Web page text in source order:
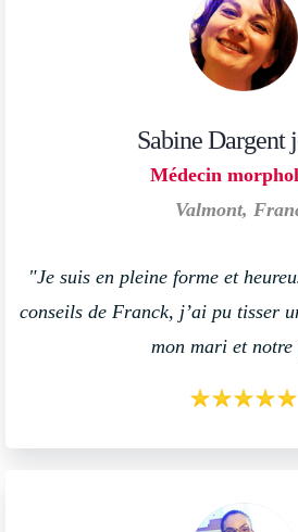
Sabine Dargent
Médecin
Valmont,
"Je suis en pleine forme et
conseils de Franck, j’ai pu tisser
mon mari et